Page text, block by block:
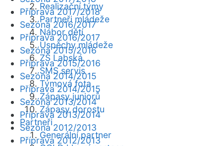
Realizační týmy
Partneři mládeže
Nábor dětí
Úspěchy mládeže
ZŠ Labská
SMS servis
Týmová fota
Zápasy juniorů
Zápasy dorostu
Partneři
Generální partner
Příprava 2017/2018
Sezóna 2016/2017
Příprava 2016/2017
Sezóna 2015/2016
Příprava 2015/2016
Sezóna 2014/2015
Příprava 2014/2015
Sezóna 2013/2014
Příprava 2013/2014
Sezóna 2012/2013
Příprava 2012/2013